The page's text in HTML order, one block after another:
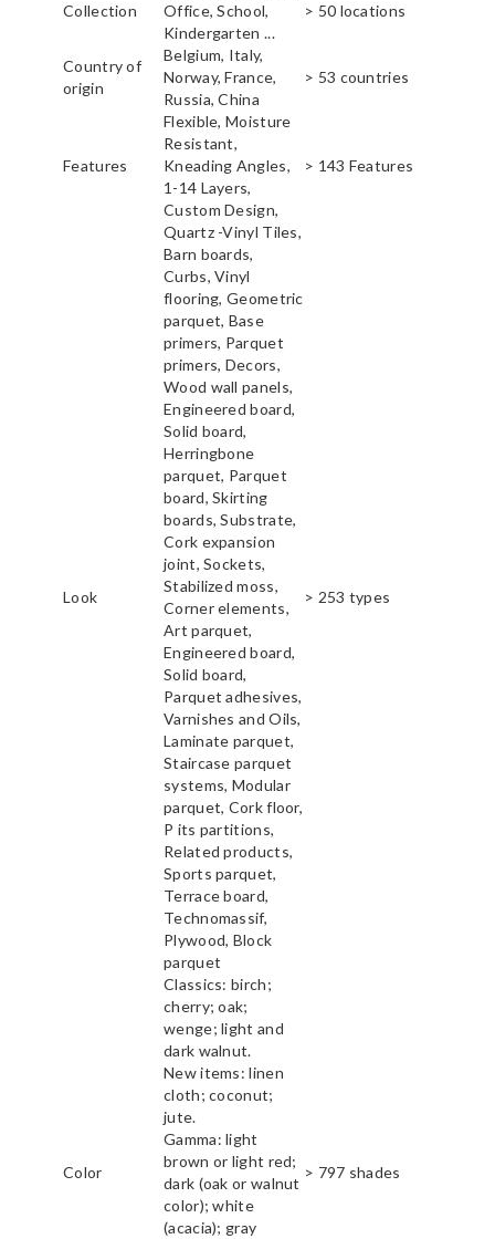
Collection
Office, School,
Kindergarten ...
> 50 locations
Country of
origin
Belgium, Italy,
Norway, France,
Russia, China
> 53 countries
Features
Flexible, Moisture
Resistant,
Kneading Angles,
1-14 Layers,
Custom Design,
> 143 Features
Look
Quartz -Vinyl Tiles,
Barn boards,
Curbs, Vinyl
flooring, Geometric
parquet, Base
primers, Parquet
primers, Decors,
Wood wall panels,
Engineered board,
Solid board,
Herringbone
parquet, Parquet
board, Skirting
boards, Substrate,
Cork expansion
joint, Sockets,
Stabilized moss,
Corner elements,
Art parquet,
Engineered board,
Solid board,
Parquet adhesives,
Varnishes and Oils,
Laminate parquet,
Staircase parquet
systems, Modular
parquet, Cork floor,
P its partitions,
Related products,
Sports parquet,
Terrace board,
Technomassif,
Plywood, Block
parquet
> 253 types
Color
Classics: birch;
cherry; oak;
wenge; light and
dark walnut.
New items: linen
cloth; coconut;
jute.
Gamma: light
brown or light red;
dark (oak or walnut
color); white
(acacia); gray
> 797 shades